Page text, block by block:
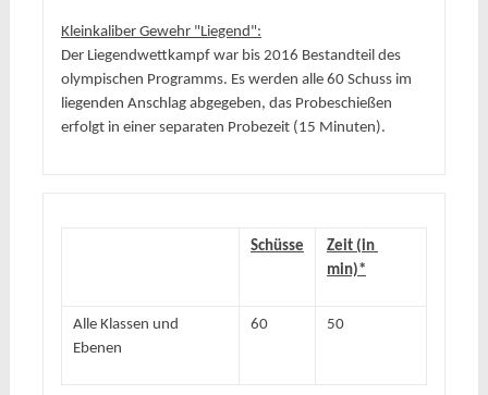
Kleinkaliber Gewehr "Liegend":
Der Liegendwettkampf war bis 2016 Bestandteil des
olympischen Programms. Es werden alle 60 Schuss im
liegenden Anschlag abgegeben, das Probeschießen
erfolgt in einer separaten Probezeit (15 Minuten).
Schüsse
Zeit (in
min)*
Alle Klassen und
Ebenen
60 50